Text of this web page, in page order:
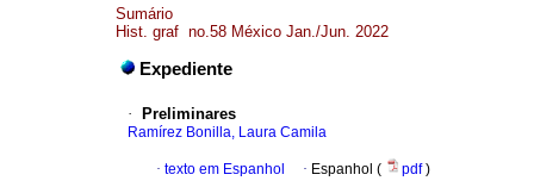
Sumário
Hist. graf no.58 México Jan./Jun. 2022
Expediente
· Preliminares
Ramírez Bonilla, Laura Camila
· texto em Espanhol · Espanhol ( pdf)